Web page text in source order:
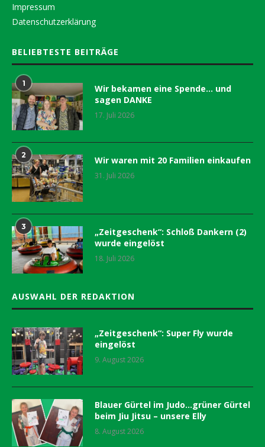
Impressum
Datenschutzerklärung
BELIEBTESTE BEITRÄGE
1
Wir bekamen eine Spende… und
sagen DANKE
17. Juli 2026
2 Wir waren mit 20 Familien einkaufen
31. Juli 2026
3
„Zeitgeschenk“: Schloß Dankern (2)
wurde eingelöst
18. Juli 2026
AUSWAHL DER REDAKTION
„Zeitgeschenk“: Super Fly wurde
eingelöst
9. August 2026
Blauer Gürtel im Judo…grüner Gürtel
beim Jiu Jitsu – unsere Elly
8. August 2026